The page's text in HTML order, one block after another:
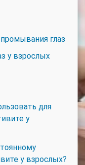
глаз
у взрослых
для
у
у взрослых?